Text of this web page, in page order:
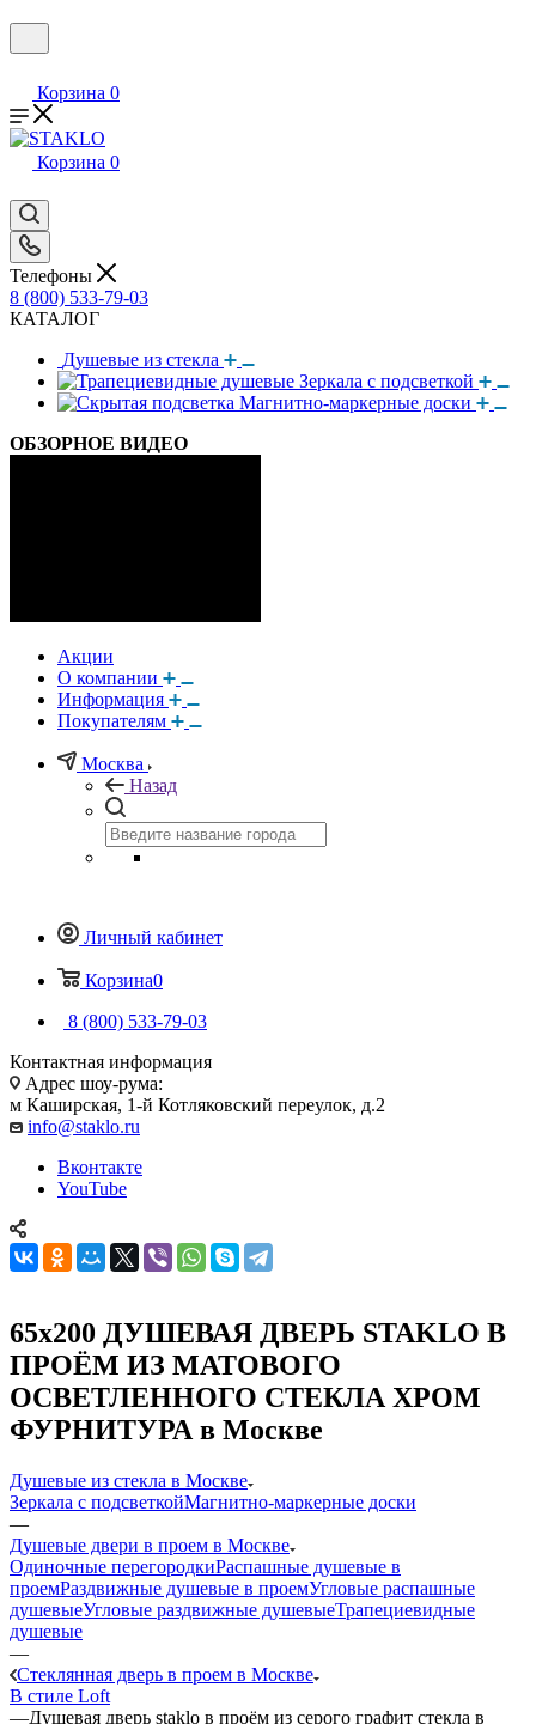
Корзина 0
Корзина 0
Телефоны
8 (800) 533-79-03
КАТАЛОГ
Душевые из стекла
Зеркала с подсветкой
Магнитно-маркерные доски
ОБЗОРНОЕ ВИДЕО
Акции
О компании
Информация
Покупателям
Москва
Назад
Личный кабинет
Корзина0
8 (800) 533-79-03
Контактная информация
Адрес шоу-рума:
м Каширская, 1-й Котляковский переулок, д.2
info@staklo.ru
Вконтакте
YouTube
65x200 ДУШЕВАЯ ДВЕРЬ STAKLO В
ПРОЁМ ИЗ МАТОВОГО
ОСВЕТЛЕННОГО СТЕКЛА ХРОМ
ФУРНИТУРА в Москве
Душевые из стекла в Москве
Зеркала с подсветкойМагнитно-маркерные доски
—
Душевые двери в проем в Москве
Одиночные перегородкиРаспашные душевые в
проемРаздвижные душевые в проемУгловые распашные
душевыеУгловые раздвижные душевыеТрапециевидные
душевые
—
Стеклянная дверь в проем в Москве
В стиле Loft
—Душевая дверь staklo в проём из серого графит стекла в